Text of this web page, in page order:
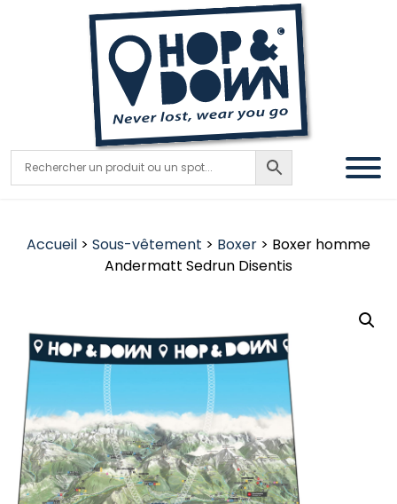
Accueil > Sous-vêtement > Boxer > Boxer homme
Andermatt Sedrun Disentis